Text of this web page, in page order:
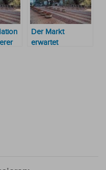
Der Markt
erwartet